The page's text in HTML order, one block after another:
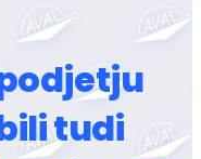
set
option to true.
and remove it.
tudi